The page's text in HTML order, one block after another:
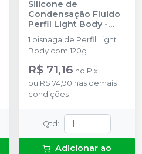
Silicone de
Condensação Fluido
Perfil Light Body-
VIGODENT
1 bisnaga de Perfil Light
Body com 120g
R$ 71,16 no Pix
ou R$ 74,90 nas demais
condições
Qtd :
Adicionar ao